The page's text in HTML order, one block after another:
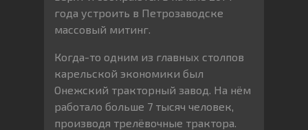
года устроить в Петрозаводске
массовый митинг.
Когда-то одним из главных столпов
карельской экономики был
Онежский тракторный завод. На нём
работало больше 7 тысяч человек,
производя трелёвочные трактора.